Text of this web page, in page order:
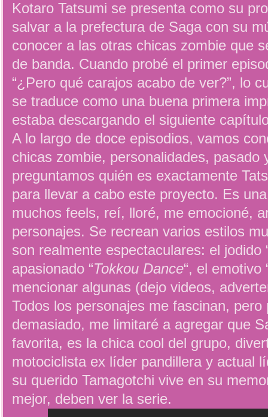
Kotaro Tatsumi se presenta como su
salvar a la prefectura de Saga con su
conocer a las otras chicas zombie que
de banda. Cuando probé el primer
“¿Pero qué carajos acabo de ver?”, lo
se traduce como una buena primera
estaba descargando el siguiente
A lo largo de doce episodios, vamos
chicas zombie, personalidades, pasado
preguntamos quién es exactamente
para llevar a cabo este proyecto. Es
muchos feels, reí, lloré, me emocioné,
personajes. Se recrean varios estilos
son realmente espectaculares: el jodido
apasionado “Tokkou Dance“, el emotivo
mencionar algunas (dejo videos,
Todos los personajes me fascinan,
demasiado, me limitaré a agregar que
favorita, es la chica cool del grupo,
motociclista ex líder pandillera y actual
su querido Tamagotchi vive en su
mejor, deben ver la serie.